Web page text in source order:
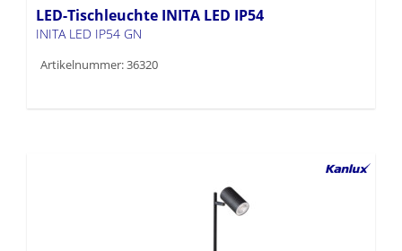
LED-Tischleuchte INITA LED IP54
INITA LED IP54 GN
Artikelnummer: 36320